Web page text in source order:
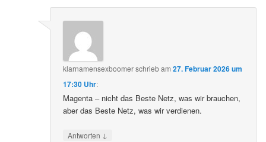
klarnamensexboomerschriebam27. Februar 2026 um
17:30 Uhr:
Magenta – nicht das Beste Netz, was wir brauchen,
aber das Beste Netz, was wir verdienen.
Antworten ↓